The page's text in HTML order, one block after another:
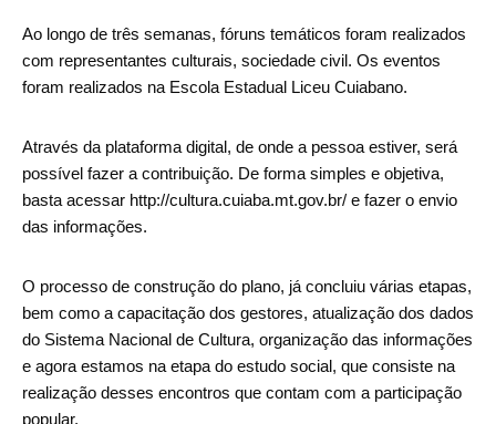
Ao longo de três semanas, fóruns temáticos foram realizados
com representantes culturais, sociedade civil. Os eventos
foram realizados na Escola Estadual Liceu Cuiabano.
Através da plataforma digital, de onde a pessoa estiver, será
possível fazer a contribuição. De forma simples e objetiva,
basta acessar http://cultura.cuiaba.mt.gov.br/ e fazer o envio
das informações.
O processo de construção do plano, já concluiu várias etapas,
bem como a capacitação dos gestores, atualização dos dados
do Sistema Nacional de Cultura, organização das informações
e agora estamos na etapa do estudo social, que consiste na
realização desses encontros que contam com a participação
popular.